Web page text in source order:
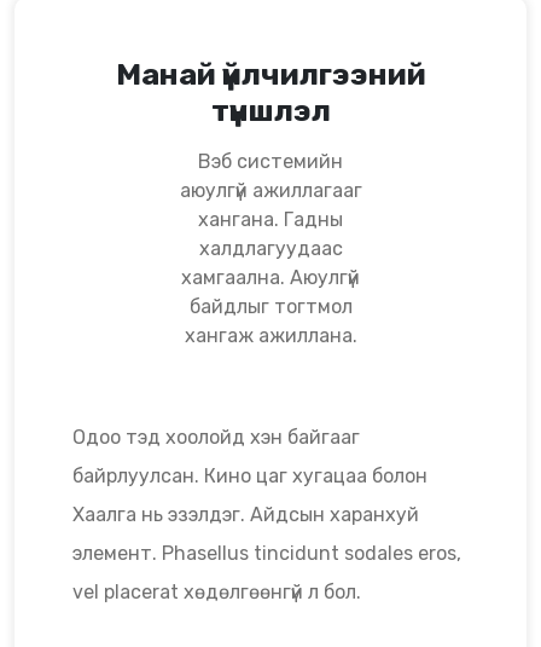
Манай үйлчилгээний
түншлэл
Вэб системийн
аюулгүй ажиллагааг
хангана. Гадны
халдлагуудаас
хамгаална. Аюулгүй
байдлыг тогтмол
хангаж ажиллана.
Одоо тэд хоолойд хэн байгааг
байрлуулсан. Кино цаг хугацаа болон
Хаалга нь эзэлдэг. Айдсын харанхуй
элемент. Phasellus tincidunt sodales eros,
vel placerat хөдөлгөөнгүй л бол.